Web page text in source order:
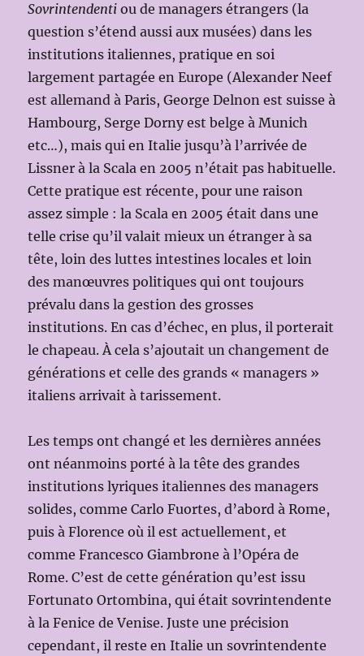
Sovrintendenti ou de managers étrangers (la
question s’étend aussi aux musées) dans les
institutions italiennes, pratique en soi
largement partagée en Europe (Alexander Neef
est allemand à Paris, George Delnon est suisse à
Hambourg, Serge Dorny est belge à Munich
etc…), mais qui en Italie jusqu’à l’arrivée de
Lissner à la Scala en 2005 n’était pas habituelle.
Cette pratique est récente, pour une raison
assez simple : la Scala en 2005 était dans une
telle crise qu’il valait mieux un étranger à sa
tête, loin des luttes intestines locales et loin
des manœuvres politiques qui ont toujours
prévalu dans la gestion des grosses
institutions. En cas d’échec, en plus, il porterait
le chapeau. À cela s’ajoutait un changement de
générations et celle des grands « managers »
italiens arrivait à tarissement.
Les temps ont changé et les dernières années
ont néanmoins porté à la tête des grandes
institutions lyriques italiennes des managers
solides, comme Carlo Fuortes, d’abord à Rome,
puis à Florence où il est actuellement, et
comme Francesco Giambrone à l’Opéra de
Rome. C’est de cette génération qu’est issu
Fortunato Ortombina, qui était sovrintendente
à la Fenice de Venise. Juste une précision
cependant, il reste en Italie un sovrintendente